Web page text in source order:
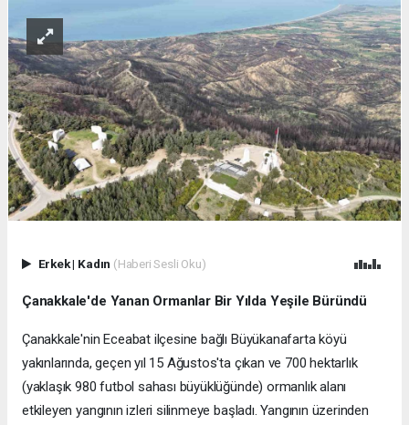
Erkek| Kadın (Haberi Sesli Oku)
Çanakkale'de Yanan Ormanlar Bir Yılda Yeşile Büründü
Çanakkale'nin Eceabat ilçesine bağlı Büyükanafarta köyü
yakınlarında, geçen yıl 15 Ağustos'ta çıkan ve 700 hektarlık
(yaklaşık 980 futbol sahası büyüklüğünde) ormanlık alanı
etkileyen yangının izleri silinmeye başladı. Yangının üzerinden